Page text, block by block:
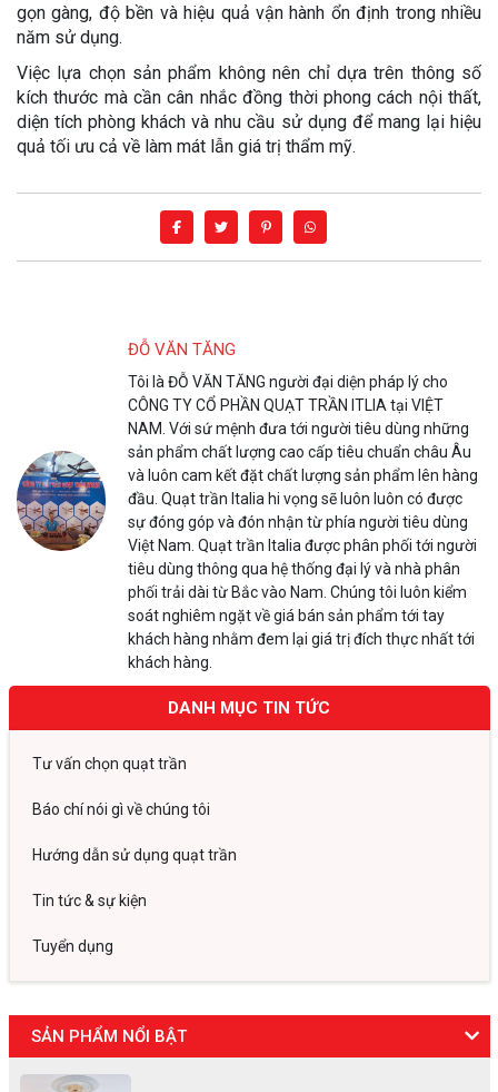
gọn gàng, độ bền và hiệu quả vận hành ổn định trong nhiều
năm sử dụng.
Việc lựa chọn sản phẩm không nên chỉ dựa trên thông số
kích thước mà cần cân nhắc đồng thời phong cách nội thất,
diện tích phòng khách và nhu cầu sử dụng để mang lại hiệu
quả tối ưu cả về làm mát lẫn giá trị thẩm mỹ.
ĐỖ VĂN TĂNG
Tôi là ĐỖ VĂN TĂNG người đại diện pháp lý cho
CÔNG TY CỔ PHẦN QUẠT TRẦN ITLIA tại VIỆT
NAM. Với sứ mệnh đưa tới người tiêu dùng những
sản phẩm chất lượng cao cấp tiêu chuẩn châu Âu
và luôn cam kết đặt chất lượng sản phẩm lên hàng
đầu. Quạt trần Italia hi vọng sẽ luôn luôn có được
sự đóng góp và đón nhận từ phía người tiêu dùng
Việt Nam. Quạt trần Italia được phân phối tới người
tiêu dùng thông qua hệ thống đại lý và nhà phân
phối trải dài từ Bắc vào Nam. Chúng tôi luôn kiểm
soát nghiêm ngặt về giá bán sản phẩm tới tay
khách hàng nhằm đem lại giá trị đích thực nhất tới
khách hàng.
DANH MỤC TIN TỨC
Tư vấn chọn quạt trần
Báo chí nói gì về chúng tôi
Hướng dẫn sử dụng quạt trần
Tin tức & sự kiện
Tuyển dụng
SẢN PHẨM NỔI BẬT